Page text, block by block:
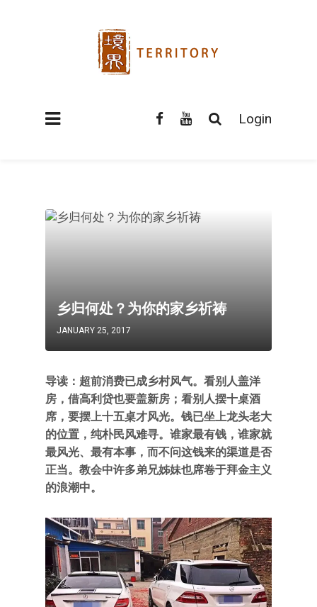
Login
乡归何处？为你的家乡祈祷
JANUARY 25, 2017
导读：超前消费已成乡村风气。看别人盖洋
房，借高利贷也要盖新房；看别人摆十桌酒
席，要摆上十五桌才风光。钱已坐上龙头老大
的位置，纯朴民风难寻。谁家最有钱，谁家就
最风光、最有本事，而不问这钱来的渠道是否
正当。教会中许多弟兄姊妹也席卷于拜金主义
的浪潮中。